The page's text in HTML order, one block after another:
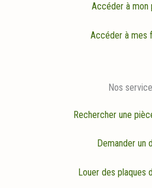
Accéder à mon
Accéder à mes
Nos
Rechercher une
Demander un
Louer des plaques